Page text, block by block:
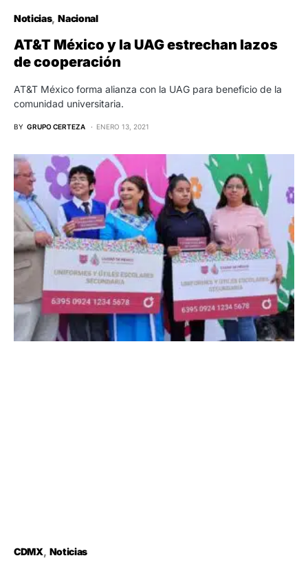
Noticias Nacional
AT&T México y la UAG estrechan lazos
de cooperación
AT&T México forma alianza con la UAG para beneficio de la
comunidad universitaria.
BY GRUPO CERTEZA ENERO 13, 2021
CDMX Noticias